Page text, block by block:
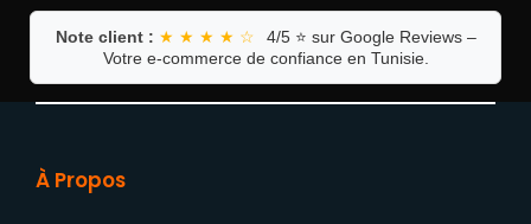
Note client : ★ ★ ★ ★ ☆
4/5 ⭐ sur Google Reviews –
Votre e-commerce de confiance en Tunisie.
À Propos